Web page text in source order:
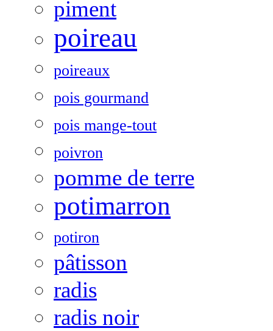
piment
poireau
poireaux
pois gourmand
pois mange-tout
poivron
pomme de terre
potimarron
potiron
pâtisson
radis
radis noir